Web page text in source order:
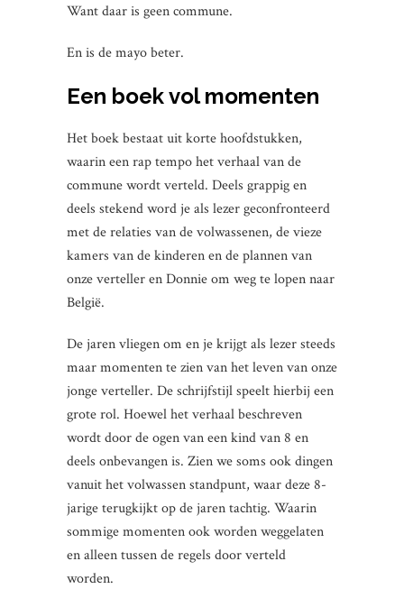
Want daar is geen commune.
En is de mayo beter.
Een boek vol momenten
Het boek bestaat uit korte hoofdstukken,
waarin een rap tempo het verhaal van de
commune wordt verteld. Deels grappig en
deels stekend word je als lezer geconfronteerd
met de relaties van de volwassenen, de vieze
kamers van de kinderen en de plannen van
onze verteller en Donnie om weg te lopen naar
België.
De jaren vliegen om en je krijgt als lezer steeds
maar momenten te zien van het leven van onze
jonge verteller. De schrijfstijl speelt hierbij een
grote rol. Hoewel het verhaal beschreven
wordt door de ogen van een kind van 8 en
deels onbevangen is. Zien we soms ook dingen
vanuit het volwassen standpunt, waar deze 8-
jarige terugkijkt op de jaren tachtig. Waarin
sommige momenten ook worden weggelaten
en alleen tussen de regels door verteld
worden.